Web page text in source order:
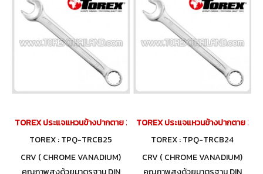
TOREX ประแจแหวนข้างปากตาย 25 มม.
TOREX : TPQ-TRCB25
CRV ( CHROME VANADIUM)
TOREX ประแจแหวนข้างปากตาย 24
TOREX : TPQ-TRCB24
CRV ( CHROME VANADIUM)